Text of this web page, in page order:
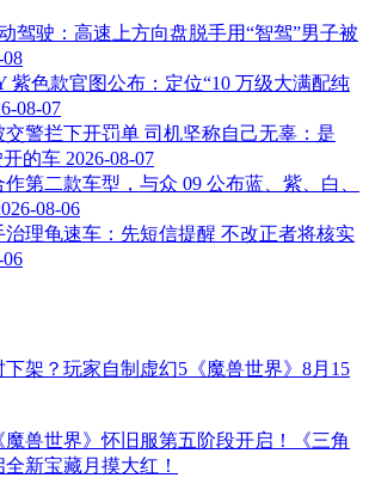
驾驶：高速上方向盘脱手用“智驾”男子被
08
紫色款官图公布：定位“10 万级大满配纯
08-07
警拦下开罚单 司机坚称自己无辜：是
开的车 2026-08-07
第二款车型，与众 09 公布蓝、紫、白、
08-06
治理龟速车：先短信提醒 不改正者将核实
06
下架？玩家自制虚幻5《魔兽世界》8月15
兽世界》怀旧服第五阶段开启！《三角
新宝藏月摸大红！